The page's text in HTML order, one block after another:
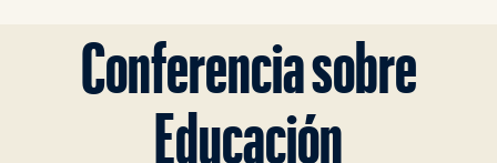
Conferencia sobre
Educación